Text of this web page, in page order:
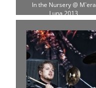
In the Nursery @ M`era
Luna 2013